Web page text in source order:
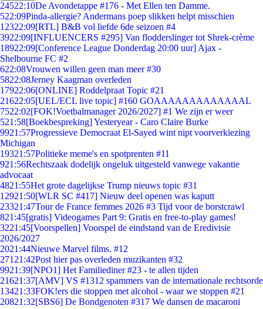
24522:10De Avondetappe #176 - Met Ellen ten Damme.
522:09Pinda-allergie? Andermans poep slikken helpt misschien
12322:09[RTL] B&B vol liefde 6de seizoen #4
3922:09[INFLUENCERS #295] Van flodderslinger tot Shrek-crème
18922:09[Conference League Donderdag 20:00 uur] Ajax -
Shelbourne FC #2
622:08Vrouwen willen geen man meer #30
5822:08Jerney Kaagman overleden
17922:06[ONLINE] Roddelpraat Topic #21
21622:05[UEL/ECL live topic] #160 GOAAAAAAAAAAAAAL
7522:02[FOK!Voetbalmanager 2026/2027] #1 We zijn er weer
521:58[Boekbespreking] Yesteryear - Caro Claire Burke
9921:57Progressieve Democraat El-Sayed wint nipt voorverkiezing
Michigan
19321:57Politieke meme's en spotprenten #11
921:56Rechtszaak dodelijk ongeluk uitgesteld vanwege vakantie
advocaat
4821:55Het grote dagelijkse Trump nieuws topic #31
12921:50[WLR SC #417] Nieuw deel openen was kaputt
23321:47Tour de France femmes 2026 #3 Tijd voor de borstcrawl
821:45[gratis] Videogames Part 9: Gratis en free-to-play games!
3221:45[Voorspellen] Voorspel de eindstand van de Eredivisie
2026/2027
2021:44Nieuwe Marvel films. #12
271 21:42Post hier pas overleden muzikanten #32
9921:39[NPO1] Het Familiediner #23 - te allen tijden
21621:37[AMV] VS #1312 spammers van de internationale rechtsorde
13421:33FOK!ers die stoppen met alcohol - waar we stoppen #21
20821:32[SBS6] De Bondgenoten #317 We dansen de macaroni